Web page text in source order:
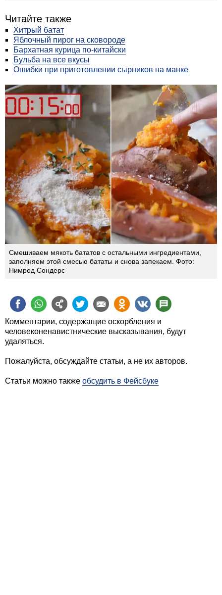
Читайте также
Хитрый батат
Яблочный пирог на сковороде
Бархатная курица по-китайски
Бульба на все вкусы
Ошибки при приготовлении сырников на манке
Смешиваем мякоть бататов с остальными ингредиентами,
заполняем этой смесью бататы и снова запекаем. Фото:
Нимрод Сондерс
Комментарии, содержащие оскорбления и
человеконенавистнические высказывания, будут
удаляться.
Пожалуйста, обсуждайте статьи, а не их авторов.
Статьи можно также обсудить в Фейсбуке